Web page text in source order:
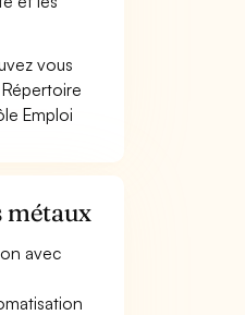
vous
Emploi
métaux
avec